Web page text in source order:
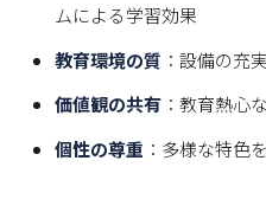
ムによる学習効果
教育環境の質 ：設備の充
価値観の共有 ：教育熱心
個性の尊重 ：多様な特色